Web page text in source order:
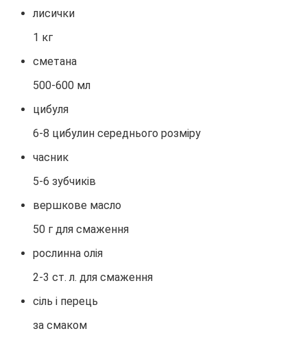
лисички
1 кг
сметана
500-600 мл
цибуля
6-8 цибулин середнього розміру
часник
5-6 зубчиків
вершкове масло
50 г для смаження
рослинна олія
2-3 ст. л. для смаження
сіль і перець
за смаком